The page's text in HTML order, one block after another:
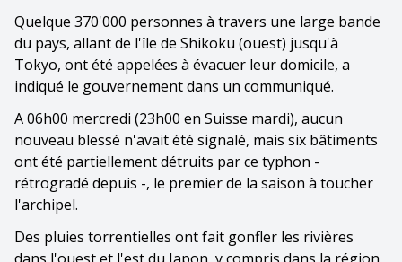
Quelque 370'000 personnes à travers une large bande
du pays, allant de l'île de Shikoku (ouest) jusqu'à
Tokyo, ont été appelées à évacuer leur domicile, a
indiqué le gouvernement dans un communiqué.
A 06h00 mercredi (23h00 en Suisse mardi), aucun
nouveau blessé n'avait été signalé, mais six bâtiments
ont été partiellement détruits par ce typhon -
rétrogradé depuis -, le premier de la saison à toucher
l'archipel.
Des pluies torrentielles ont fait gonfler les rivières